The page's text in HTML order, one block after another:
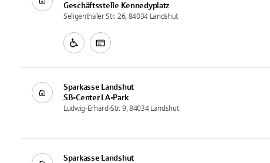
Geschäftsstelle Kennedyplatz
Seligenthaler Str. 26, 84034 Landshut
Sparkasse Landshut
SB-Center
LA-Park
Ludwig-Erhard-Str. 9, 84034 Landshut
Sparkasse Landshut